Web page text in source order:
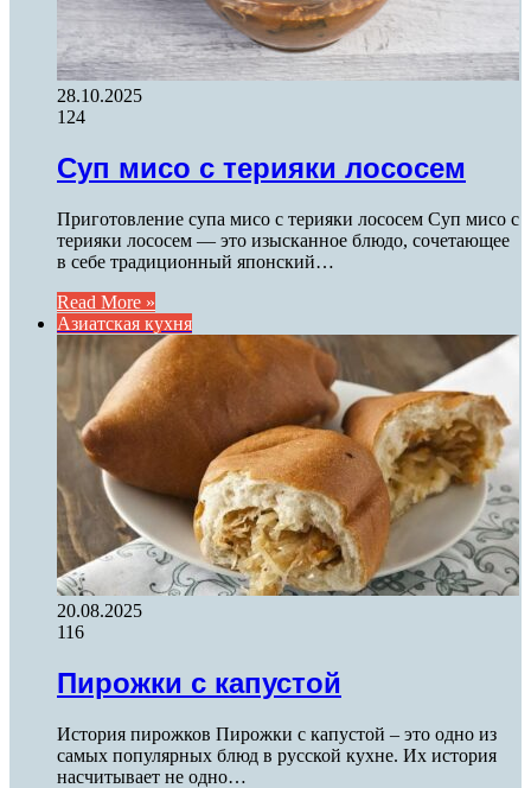
28.10.2025
124
Суп мисо с терияки лососем
Приготовление супа мисо с терияки лососем Суп мисо с
терияки лососем — это изысканное блюдо, сочетающее
в себе традиционный японский…
Read More »
Азиатская кухня
20.08.2025
116
Пирожки с капустой
История пирожков Пирожки с капустой – это одно из
самых популярных блюд в русской кухне. Их история
насчитывает не одно…